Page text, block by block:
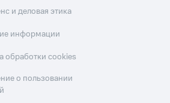
и деловая этика
информации
обработки cookies
о пользовании